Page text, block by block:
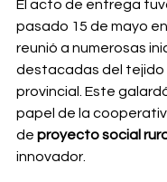
El acto de entrega
pasado 15 de mayo
reunió a numerosas
destacadas del tejido
provincial. Este
papel de la
de proyecto social
innovador.